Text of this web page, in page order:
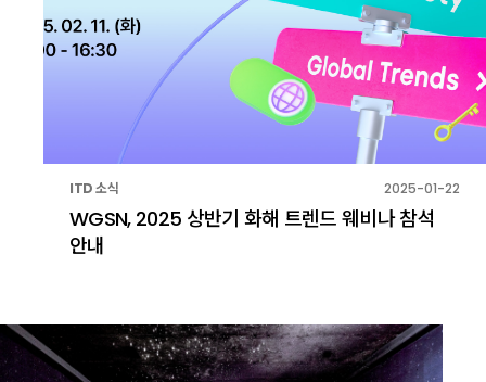
ITD 소식 2025-01-22
WGSN, 2025 상반기 화해 트렌드 웨비나 참석
안내